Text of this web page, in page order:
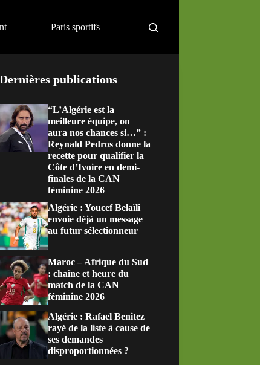
Paris sportifs
Dernières publications
“L’Algérie est la
meilleure équipe, on
aura nos chances si…” :
Reynald Pedros donne la
recette pour qualifier la
Côte d’Ivoire en demi-
finales de la CAN
féminine 2026
Algérie : Youcef Belaïli
envoie déjà un message
au futur sélectionneur
Maroc – Afrique du Sud
: chaîne et heure du
match de la CAN
féminine 2026
Algérie : Rafael Benitez
rayé de la liste à cause de
ses demandes
disproportionnées ?